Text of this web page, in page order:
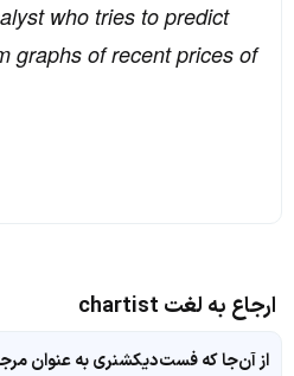
who tries to predict
graphs of recent prices of
ارجاع به لغت chartist
از آن‌جا که فست‌دیکشنری به عنوان